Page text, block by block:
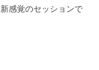
感覚のセッションで